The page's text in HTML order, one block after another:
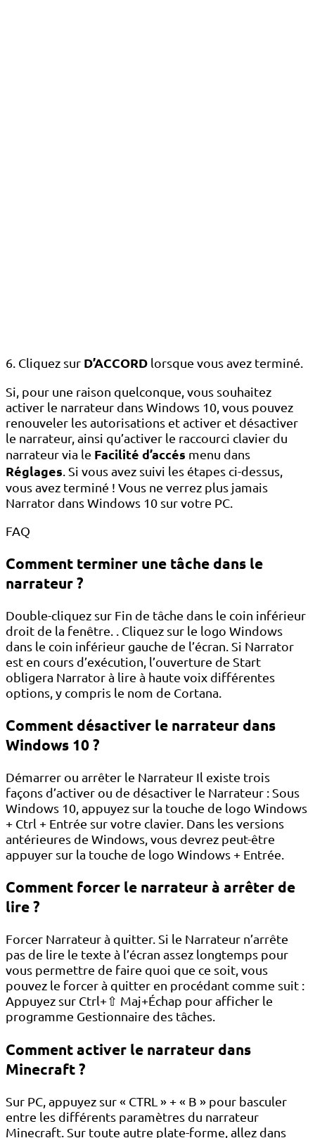
6. Cliquez sur D’ACCORD lorsque vous avez terminé.
Si, pour une raison quelconque, vous souhaitez
activer le narrateur dans Windows 10, vous pouvez
renouveler les autorisations et activer et désactiver
le narrateur, ainsi qu’activer le raccourci clavier du
narrateur via le Facilité d’accés menu dans
Réglages. Si vous avez suivi les étapes ci-dessus,
vous avez terminé ! Vous ne verrez plus jamais
Narrator dans Windows 10 sur votre PC.
FAQ
Comment terminer une tâche dans le
narrateur ?
Double-cliquez sur Fin de tâche dans le coin inférieur
droit de la fenêtre. . Cliquez sur le logo Windows
dans le coin inférieur gauche de l’écran. Si Narrator
est en cours d’exécution, l’ouverture de Start
obligera Narrator à lire à haute voix différentes
options, y compris le nom de Cortana.
Comment désactiver le narrateur dans
Windows 10 ?
Démarrer ou arrêter le Narrateur Il existe trois
façons d’activer ou de désactiver le Narrateur : Sous
Windows 10, appuyez sur la touche de logo Windows
+ Ctrl + Entrée sur votre clavier. Dans les versions
antérieures de Windows, vous devrez peut-être
appuyer sur la touche de logo Windows + Entrée.
Comment forcer le narrateur à arrêter de
lire ?
Forcer Narrateur à quitter. Si le Narrateur n’arrête
pas de lire le texte à l’écran assez longtemps pour
vous permettre de faire quoi que ce soit, vous
pouvez le forcer à quitter en procédant comme suit :
Appuyez sur Ctrl+⇧ Maj+Échap pour afficher le
programme Gestionnaire des tâches.
Comment activer le narrateur dans
Minecraft ?
Sur PC, appuyez sur « CTRL » + « B » pour basculer
entre les différents paramètres du narrateur
Minecraft. Sur toute autre plate-forme, allez dans